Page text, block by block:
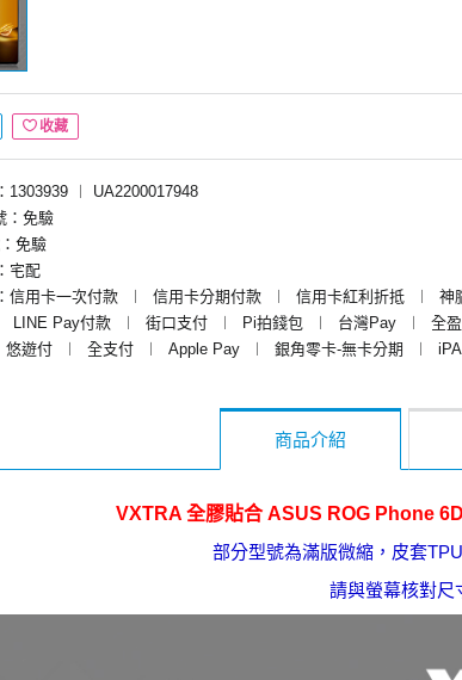
收藏
1303939 ︱
UA2200017948
：免驗
免驗
宅配
信用卡一次付款
︱ 信用卡分期付款 ︱ 信用卡紅利折抵 ︱
神
LINE Pay付款 ︱ 街口支付 ︱ Pi拍錢包 ︱ 台灣Pay ︱
全盈
悠遊付 ︱ 全支付 ︱ Apple Pay ︱ 銀角零卡-無卡分期 ︱
商品介紹
VXTRA 全膠貼合 ASUS ROG Phone
部分型號為滿版微縮，皮套
請與螢幕核對尺